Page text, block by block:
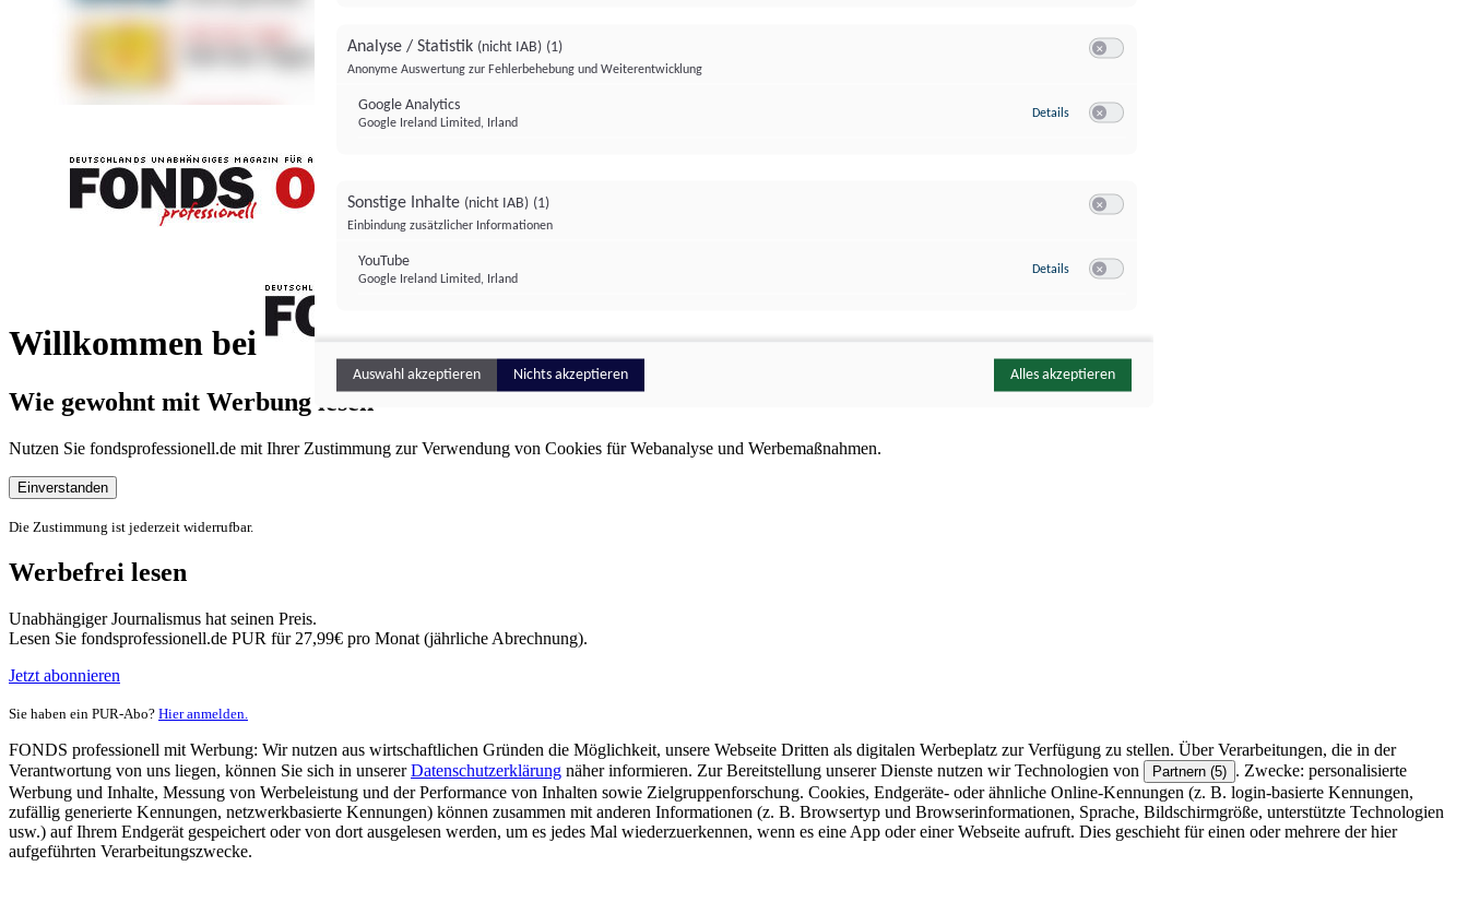
Willkommen bei
FONDS professionell
Wie gewohnt mit Werbung lesen
Nutzen Sie fondsprofessionell.de mit Ihrer Zustimmung zur Verwendung von Cookies für Webanalyse und Werbemaßnahmen.
Einverstanden
Die Zustimmung ist jederzeit widerrufbar.
Werbefrei lesen
Unabhängiger Journalismus hat seinen Preis.
Lesen Sie fondsprofessionell.de PUR für 27,99€ pro Monat (jährliche Abrechnung).
Jetzt abonnieren
Sie haben ein PUR-Abo? Hier anmelden.
FONDS professionell mit Werbung: Wir nutzen aus wirtschaftlichen Gründen die Möglichkeit, unsere Webseite Dritten als digitalen Werbeplatz zur Verfügung zu stellen. Über Verarbeitungen, die in der
Verantwortung von uns liegen, können Sie sich in unsererDatenschutzerklärung näher informieren. Zur Bereitstellung unserer Dienste nutzen wir Technologien von Partnern (5) . Zwecke: personalisierte
Werbung und Inhalte, Messung von Werbeleistung und der Performance von Inhalten sowie Zielgruppenforschung. Cookies, Endgeräte- oder ähnliche Online-Kennungen (z. B. login-basierte Kennungen,
zufällig generierte Kennungen, netzwerkbasierte Kennungen) können zusammen mit anderen Informationen (z. B. Browsertyp und Browserinformationen, Sprache, Bildschirmgröße, unterstützte Technologien
usw.) auf Ihrem Endgerät gespeichert oder von dort ausgelesen werden, um es jedes Mal wiederzuerkennen, wenn es eine App oder einer Webseite aufruft. Dies geschieht für einen oder mehrere der hier
aufgeführten Verarbeitungszwecke.
Analyse / Statistik (nicht IAB) (1)
Anonyme Auswertung zur Fehlerbehebung und Weiterentwicklung
Google Analytics
Google Ireland Limited, Irland
Details zu Google Analytics
Sonstige Inhalte (nicht IAB) (1)
Einbindung zusätzlicher Informationen
YouTube
Google Ireland Limited, Irland
Details zu YouTube
Auswahl akzeptieren Nichts akzeptieren Alles akzeptieren